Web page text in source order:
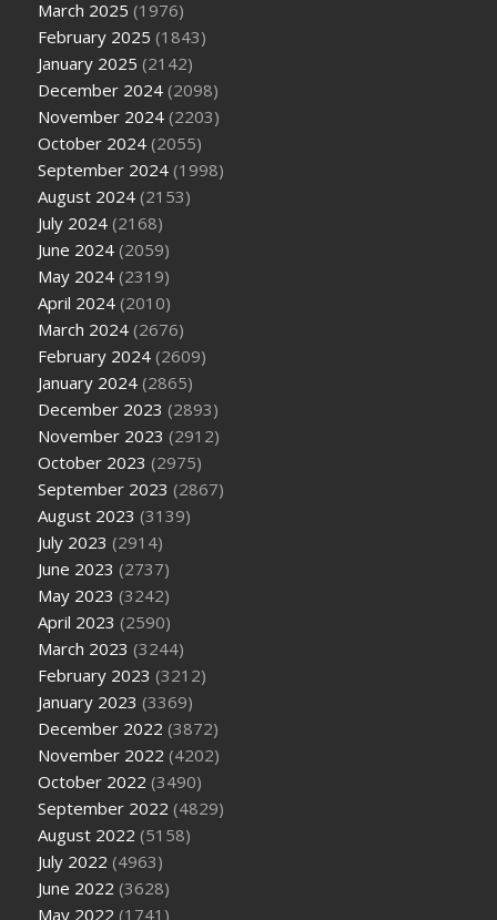
March 2025 (1976)
February 2025 (1843)
January 2025 (2142)
December 2024 (2098)
November 2024 (2203)
October 2024 (2055)
September 2024 (1998)
August 2024 (2153)
July 2024 (2168)
June 2024 (2059)
May 2024 (2319)
April 2024 (2010)
March 2024 (2676)
February 2024 (2609)
January 2024 (2865)
December 2023 (2893)
November 2023 (2912)
October 2023 (2975)
September 2023 (2867)
August 2023 (3139)
July 2023 (2914)
June 2023 (2737)
May 2023 (3242)
April 2023 (2590)
March 2023 (3244)
February 2023 (3212)
January 2023 (3369)
December 2022 (3872)
November 2022 (4202)
October 2022 (3490)
September 2022 (4829)
August 2022 (5158)
July 2022 (4963)
June 2022 (3628)
May 2022 (1741)